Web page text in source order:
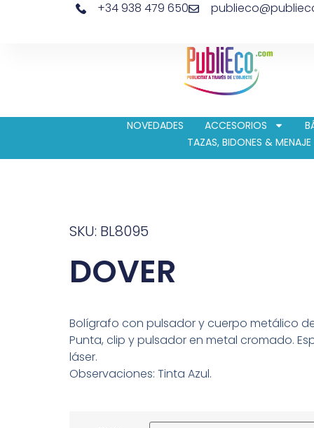
+34 938 479 650
NOVEDADES ACCESORIOS
TAZAS, BIDONES & MENAJE
SKU: BL8095
DOVER
Bolígrafo con pulsador y cuerpo metálico
Punta, clip y pulsador en metal cromado.
láser.
Observaciones: Tinta Azul.